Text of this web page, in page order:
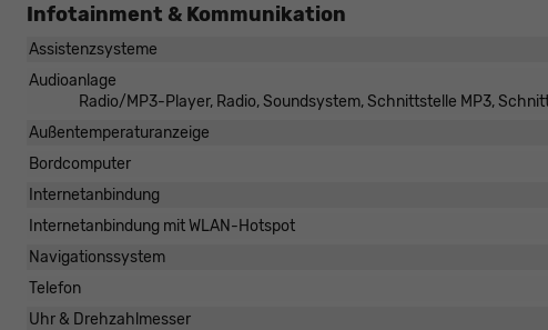
Infotainment & Kommunikation
Assistenzsysteme
Audioanlage
Radio/MP3-Player, Radio, Soundsystem, Schnittstelle MP3,
Außentemperaturanzeige
Bordcomputer
Internetanbindung
Internetanbindung mit WLAN-Hotspot
Navigationssystem
Telefon
Uhr & Drehzahlmesser